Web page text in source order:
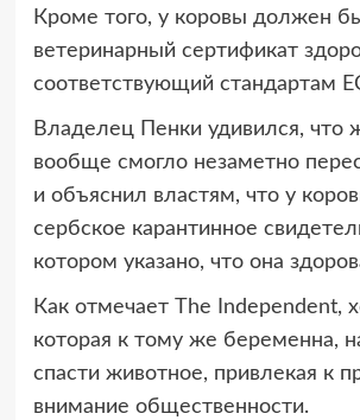
Кроме того, у коровы должен
ветеринарный сертификат
соответствующий стандартам
Владелец Пенки удивился, что
вообще смогло незаметно
и объяснил властям, что у
сербское карантинное
котором указано, что она
Как отмечает The Independent,
которая к тому же беременна,
спасти животное, привлекая к
внимание общественности.